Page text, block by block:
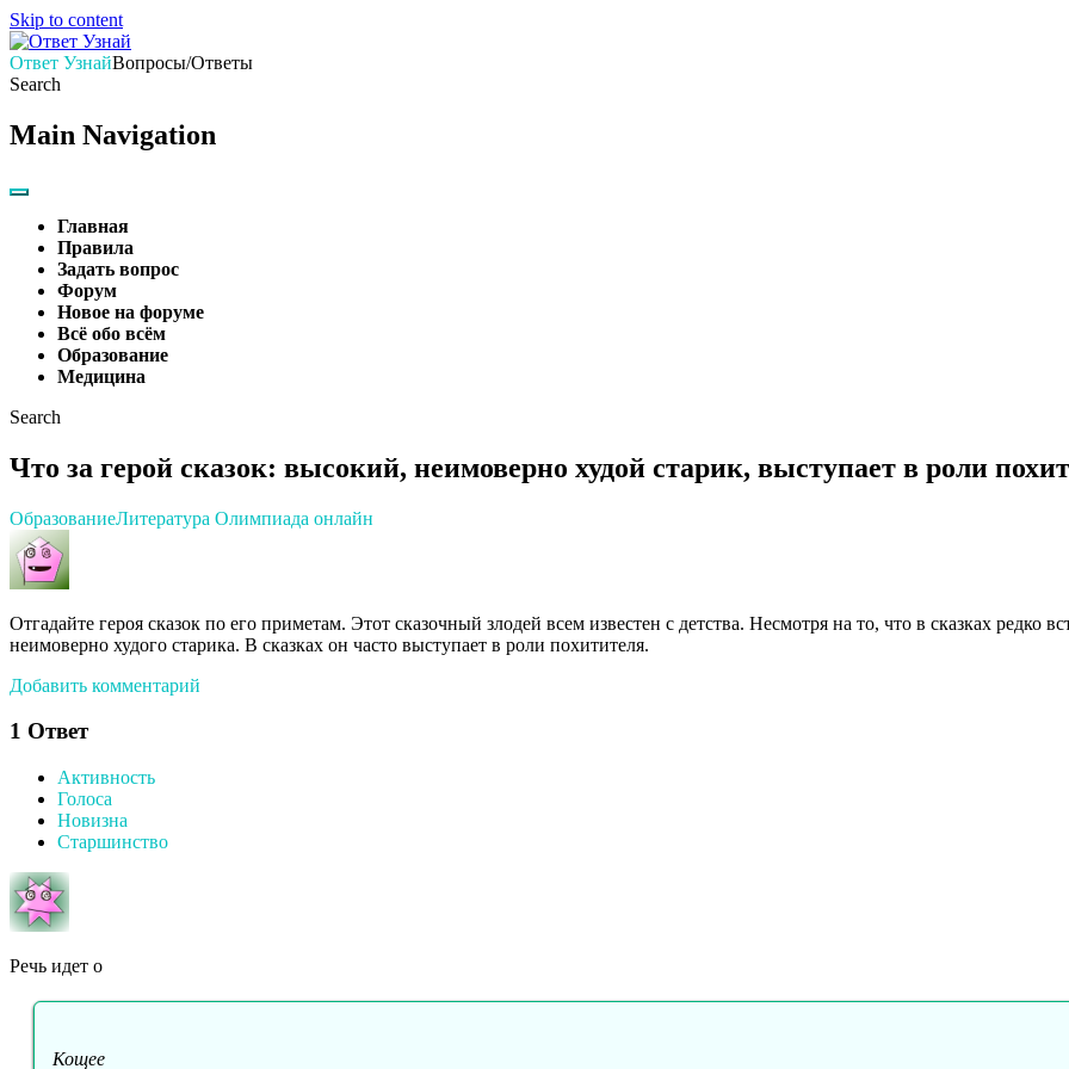
Skip to content
Ответ УзнайВопросы/Ответы
Search
Main Navigation
Главная
Правила
Задать вопрос
Форум
Новое на форуме
Всё обо всём
Образование
Медицина
Search
Что за герой сказок: высокий, неимоверно худой старик, выступает в роли
ОбразованиеЛитература Олимпиада онлайн
Отгадайте героя сказок по его приметам. Этот сказочный злодей всем известен с детства. Несмотря на то, что в сказках редко
неимоверно худого старика. В сказках он часто выступает в роли похитителя.
Добавить комментарий
1 Ответ
Активность
Голоса
Новизна
Старшинство
Речь идет о
Кощее